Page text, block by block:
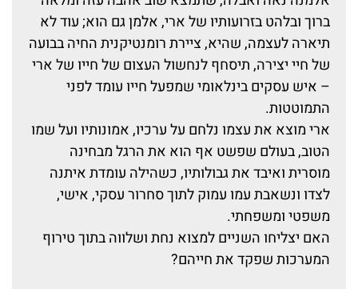
ברוך ובלהט בזרועותיו של ארי, אלמן גם הוא; עוד לא
תיארה לעצמה, שהיא, ציירת רומנטיקנית החיה בבועה
של חיי יצירה, תיסחף לנחשול העצום של חייו של ארי
– איש עסקים בינלאומי שמפעל חייו עומד לפני
התמוטטות.
ארי מוצא את עצמו נלחם על ערכיו, אמונותיו ועל שמו
הטוב, בעולם שפשט אף הוא את הרגל מבחינה
מוסרית ואיבד את גבולותיו, כשהילה עומדת איתנה
לצדו ונשאבת עמו עמוק לתוך סחרור עסקי, אישי,
משפטי ומשפחתי.
האם יצליחו השניים למצוא נחת ושלווה בתוך טירוף
המערכות שפקד את חייהם?